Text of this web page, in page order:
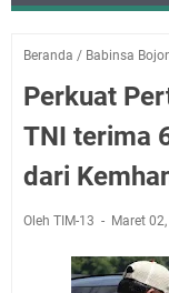
Beranda / Babinsa
Perkuat
TNI terima
dari
Oleh TIM-13 Maret